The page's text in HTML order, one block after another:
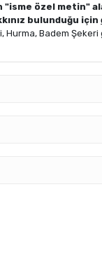
özel metin"
bulunduğu için
Hurma, Badem